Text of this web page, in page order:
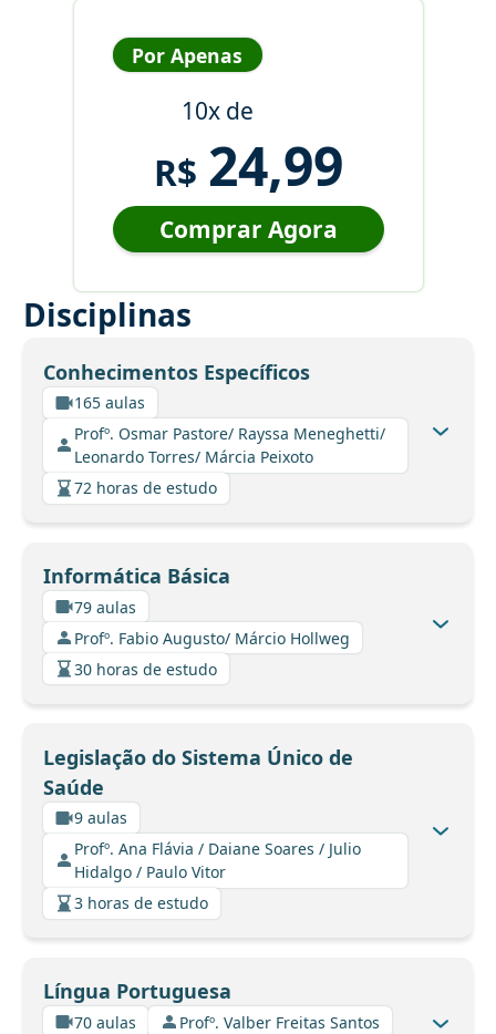
Por Apenas
10x de
R$ 24,99
Comprar Agora
Disciplinas
Conhecimentos Específicos
165 aulas
Profº. Osmar Pastore/ Rayssa Meneghetti/
Leonardo Torres/ Márcia Peixoto
72 horas de estudo
Informática Básica
79 aulas
Profº. Fabio Augusto/ Márcio Hollweg
30 horas de estudo
Legislação do Sistema Único de
Saúde
9 aulas
Profº. Ana Flávia / Daiane Soares / Julio
Hidalgo / Paulo Vitor
3 horas de estudo
Língua Portuguesa
70 aulas
Profº. Valber Freitas Santos